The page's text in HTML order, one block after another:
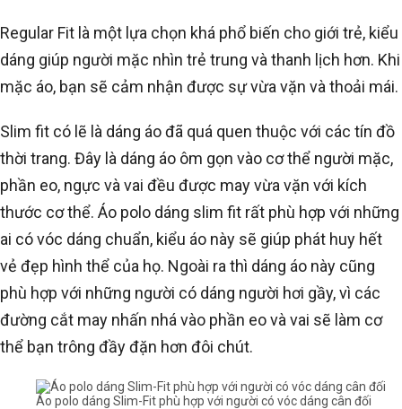
Regular Fit là một lựa chọn khá phổ biến cho giới trẻ, kiểu
dáng giúp người mặc nhìn trẻ trung và thanh lịch hơn. Khi
mặc áo, bạn sẽ cảm nhận được sự vừa vặn và thoải mái.
Slim fit có lẽ là dáng áo đã quá quen thuộc với các tín đồ
thời trang. Đây là dáng áo ôm gọn vào cơ thể người mặc,
phần eo, ngực và vai đều được may vừa vặn với kích
thước cơ thể. Áo polo dáng slim fit rất phù hợp với những
ai có vóc dáng chuẩn, kiểu áo này sẽ giúp phát huy hết
vẻ đẹp hình thể của họ. Ngoài ra thì dáng áo này cũng
phù hợp với những người có dáng người hơi gầy, vì các
đường cắt may nhấn nhá vào phần eo và vai sẽ làm cơ
thể bạn trông đầy đặn hơn đôi chút.
Áo polo dáng Slim-Fit phù hợp với người có vóc dáng cân đối